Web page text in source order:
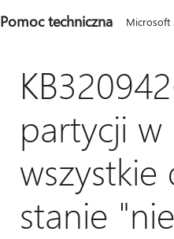
Pomoc techniczna Microsoft
partycji w
stanie